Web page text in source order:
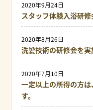
スタッフ体験入浴研修
2020年9月24日
洗髪技術の研修会を実
2020年8月26日
一定以上の所得の方
す。
2020年7月10日